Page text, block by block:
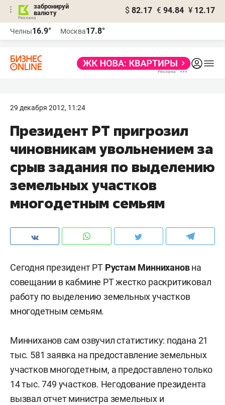
забронируй
валюту
$ 82.17 € 94.84 ¥ 12.17
Челны16.9° Москва17.8°
29 декабря 2012, 11:24
Президент РТ пригрозил
чиновникам увольнением за
срыв задания по выделению
земельных участков
многодетным семьям
Сегодня президент РТ Рустам Миннихановна
совещании в кабмине РТ жестко раскритиковал
работу по выделению земельных участков
многодетным семьям.
Минниханов сам озвучил статистику: подана 21
тыс. 581 заявка на предоставление земельных
участков многодетным, а предоставлено только
14 тыс. 749 участков. Негодование президента
вызвал отчет министра земельных и